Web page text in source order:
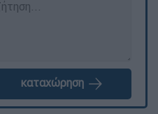
καταχώρηση